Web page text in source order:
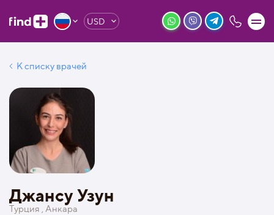
USD
К списку врачей
Джансу Узун
Турция , Анкара